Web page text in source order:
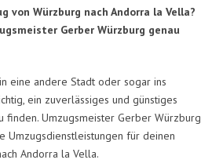
von Würzburg nach Andorra la Vella?
Gerber Würzburg genau
eine andere Stadt oder sogar ins
ein zuverlässiges und günstiges
finden. Umzugsmeister Gerber Würzburg
für deinen
Andorra la Vella.